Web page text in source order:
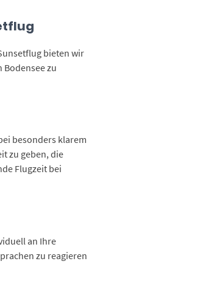
bieten wir
zu
besonders klarem
zu geben, die
Flugzeit bei
an Ihre
zu reagieren